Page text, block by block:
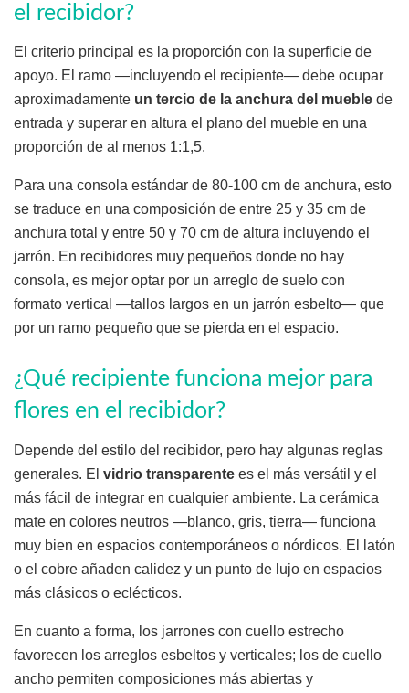
el recibidor?
El criterio principal es la proporción con la superficie de
apoyo. El ramo —incluyendo el recipiente— debe ocupar
aproximadamente un tercio de la anchura del mueble de
entrada y superar en altura el plano del mueble en una
proporción de al menos 1:1,5.
Para una consola estándar de 80-100 cm de anchura, esto
se traduce en una composición de entre 25 y 35 cm de
anchura total y entre 50 y 70 cm de altura incluyendo el
jarrón. En recibidores muy pequeños donde no hay
consola, es mejor optar por un arreglo de suelo con
formato vertical —tallos largos en un jarrón esbelto— que
por un ramo pequeño que se pierda en el espacio.
¿Qué recipiente funciona mejor para
flores en el recibidor?
Depende del estilo del recibidor, pero hay algunas reglas
generales. El vidrio transparente es el más versátil y el
más fácil de integrar en cualquier ambiente. La cerámica
mate en colores neutros —blanco, gris, tierra— funciona
muy bien en espacios contemporáneos o nórdicos. El latón
o el cobre añaden calidez y un punto de lujo en espacios
más clásicos o eclécticos.
En cuanto a forma, los jarrones con cuello estrecho
favorecen los arreglos esbeltos y verticales; los de cuello
ancho permiten composiciones más abiertas y